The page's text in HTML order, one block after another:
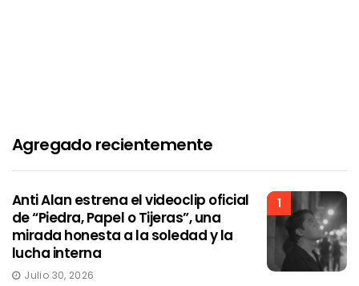
Agregado recientemente
1
Anti Alan estrena el videoclip oficial
de “Piedra, Papel o Tijeras”, una
mirada honesta a la soledad y la
lucha interna
Julio 30, 2026